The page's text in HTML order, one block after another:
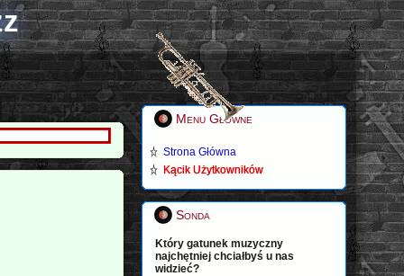
Menu Główne
Strona Główna
Kącik Użytkowników
Sonda
Który gatunek muzyczny
najchętniej chciałbyś u nas
widzieć?